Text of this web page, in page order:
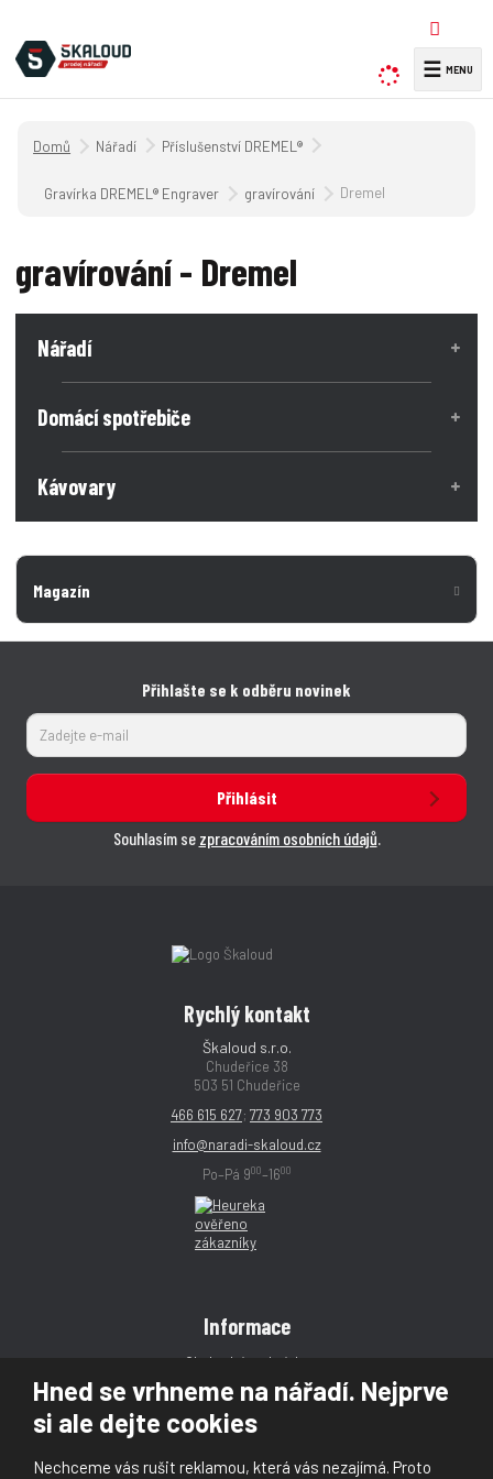
Hned se vrhneme na nářadí. Nejprve
si ale dejte cookies
Nechceme vás rušit reklamou, která vás nezajímá. Proto
y
☰
Úvodní strana
Nářadí Příslušenství DREMEL®
Gravírka DREMEL® Engraver gravírování Dremel
gravírování - Dremel
Nářadí
Domácí spotřebiče
Kávovary
Magazín
Přihlašte se k odběru novinek
Přihlásit
Souhlasím se zpracováním osobních údajů.
Rychlý kontakt
Škaloud s.r.o.
Chudeřice 38
503 51 Chudeřice
466 615 627; 773 903 773
info@naradi-skaloud.cz
Po–Pá 900–1600
Informace
Obchodní podmínky
Reklamace
Magazín